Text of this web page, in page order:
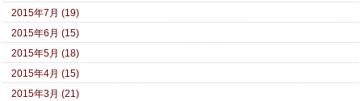
2015年7月 (19)
2015年6月 (15)
2015年5月 (18)
2015年4月 (15)
2015年3月 (21)